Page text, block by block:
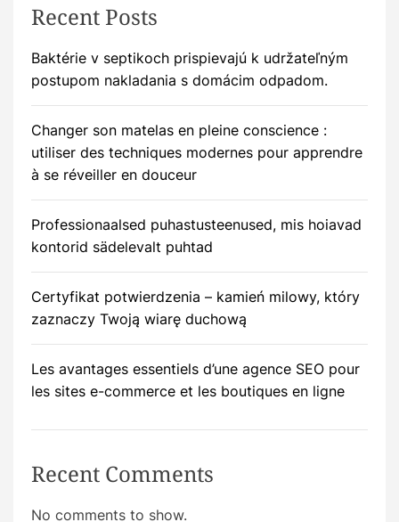
Recent Posts
Baktérie v septikoch prispievajú k udržateľným
postupom nakladania s domácim odpadom.
Changer son matelas en pleine conscience :
utiliser des techniques modernes pour apprendre
à se réveiller en douceur
Professionaalsed puhastusteenused, mis hoiavad
kontorid sädelevalt puhtad
Certyfikat potwierdzenia – kamień milowy, który
zaznaczy Twoją wiarę duchową
Les avantages essentiels d’une agence SEO pour
les sites e-commerce et les boutiques en ligne
Recent Comments
No comments to show.